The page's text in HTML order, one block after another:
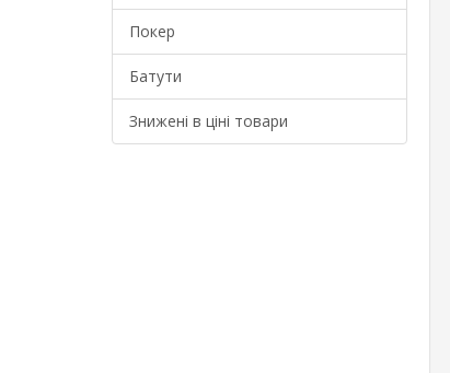
Покер
Батути
Знижені в ціні товари